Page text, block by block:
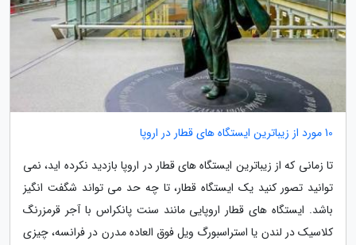
10 مورد از زیباترین ایستگاه های قطار در اروپا
تا زمانی که از زیباترین ایستگاه های قطار در اروپا بازدید نکرده اید، نمی
توانید تصور کنید یک ایستگاه قطار، تا چه حد می تواند شگفت انگیز
باشد. ایستگاه های قطار اروپایی مانند سنت پانکراس با آجر قرمزرنگ
کلاسیک در لندن یا استراسبورگ ویل فوق العاده مدرن در فرانسه، چیزی